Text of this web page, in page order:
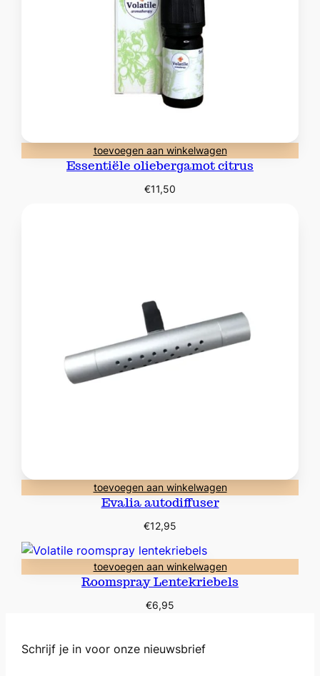
toevoegen aan winkelwagen
Essentiële oliebergamot citrus
€11,50
toevoegen aan winkelwagen
Evalia autodiffuser
€12,95
toevoegen aan winkelwagen
Roomspray Lentekriebels
€6,95
Schrijf je in voor onze nieuwsbrief